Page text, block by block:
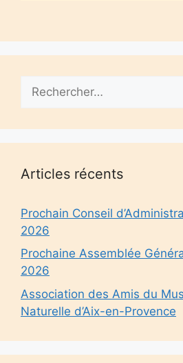
Articles récents
Prochain Conseil
2026
Prochaine Assemblée
2026
Association des Amis du
Naturelle d’Aix-en-Provence